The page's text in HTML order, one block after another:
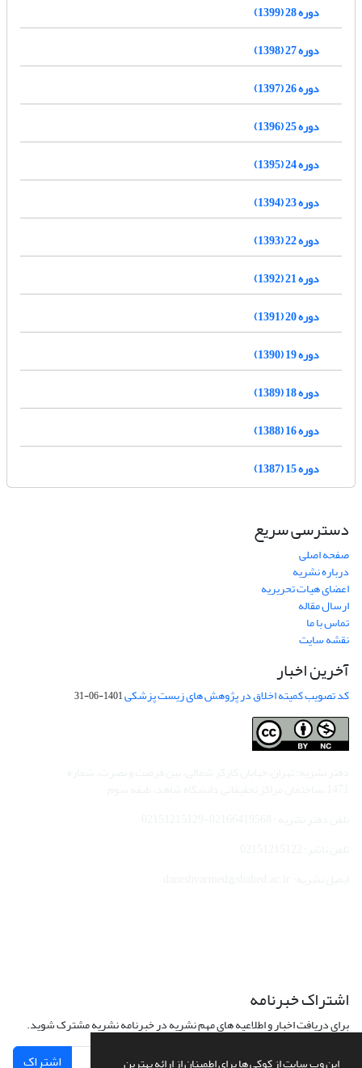
این وب سایت از کوکی ها برای اطمینان از ارائه بهترین
دوره 28 (1399)
دوره 27 (1398)
دوره 26 (1397)
دوره 25 (1396)
دوره 24 (1395)
دوره 23 (1394)
دوره 22 (1393)
دوره 21 (1392)
دوره 20 (1391)
دوره 19 (1390)
دوره 18 (1389)
دوره 16 (1388)
دوره 15 (1387)
دسترسی سریع
صفحه اصلی
درباره نشریه
اعضای هیات تحریریه
ارسال مقاله
تماس با ما
نقشه سایت
آخرین اخبار
کد تصویب کمیته اخلاق در پژوهش های زیست پزشکی1401-06-31
اشتراک خبرنامه
برای دریافت اخبار و اطلاعیه های مهم نشریه در خبرنامه نشریه مشترک شوید.
اشتراک